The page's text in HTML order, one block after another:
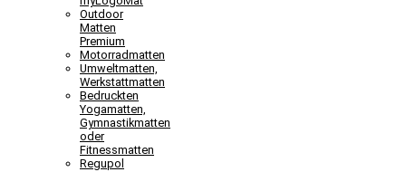
Outdoor
Matten
Premium
Motorradmatten
Umweltmatten,
Werkstattmatten
Bedruckten
Yogamatten,
Gymnastikmatten
oder
Fitnessmatten
Regupol